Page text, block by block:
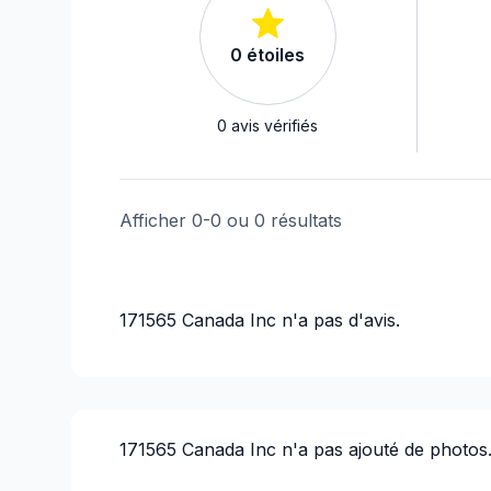
0 étoiles
0 avis vérifiés
Afficher 0-0 ou 0 résultats
171565 Canada Inc n'a pas d'avis.
171565 Canada Inc n'a pas ajouté de photos.